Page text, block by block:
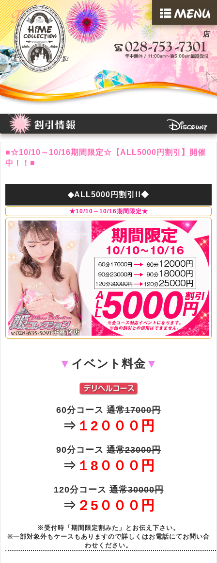
店
■☆10/10～10/16期間限定☆【ALL5000円割引】開催
中！！■
◆ALL5000円割引!!◆
★10/10～10/16期間限定★
▼ イベント料金▼
60分コース 通常17000円
⇒ １2０００円
90分コース 通常23000円
⇒ １8０００円
120分コース通常30000円
⇒ ２5０００円
※受付時「期間限定割みた」とお伝え下さい。
※一部対象外もケースもありますので詳しくはお電話にてお問い合
わせください。